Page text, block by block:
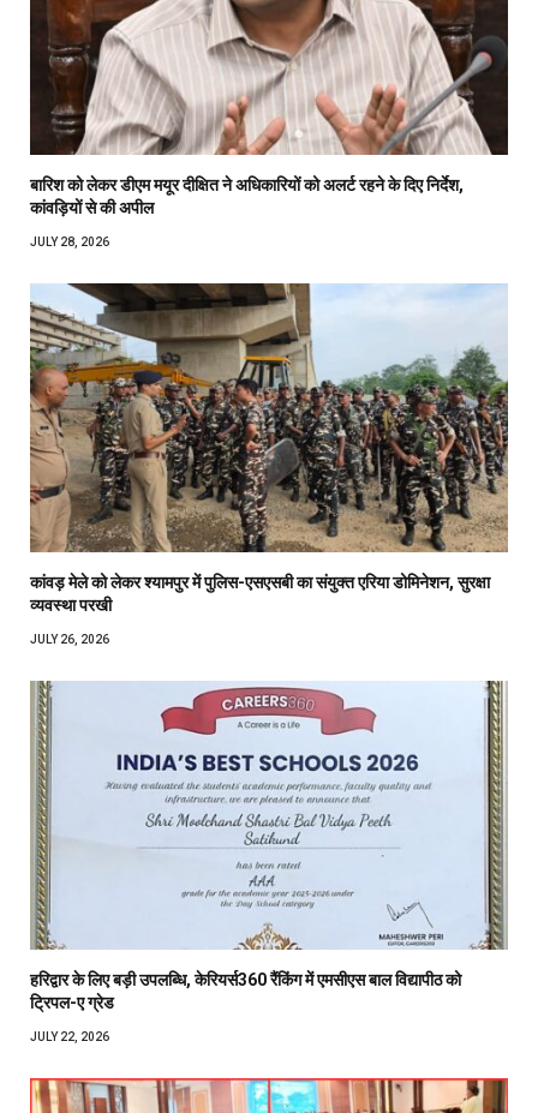
बारिश को लेकर डीएम मयूर दीक्षित ने अधिकारियों को अलर्ट रहने के दिए निर्देश,
कांवड़ियों से की अपील
JULY 28, 2026
कांवड़ मेले को लेकर श्यामपुर में पुलिस-एसएसबी का संयुक्त एरिया डोमिनेशन, सुरक्षा
व्यवस्था परखी
JULY 26, 2026
हरिद्वार के लिए बड़ी उपलब्धि, केरियर्स360 रैंकिंग में एमसीएस बाल विद्यापीठ को
ट्रिपल-ए ग्रेड
JULY 22, 2026